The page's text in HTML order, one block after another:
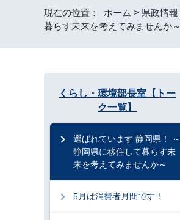
現在の位置： ホーム > 県政情報
暮らす未来を考えてみませんか～
くらし・環境部長室【トー
ク一覧】
選ばれています 静岡県！ ～
静岡県に移住して暮らす未
来を考えてみませんか～
5月は消費者月間です！